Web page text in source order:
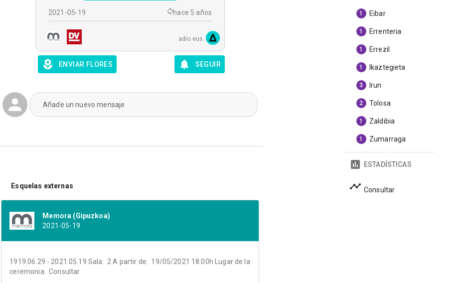
2021-05-19 hace 5 años
adio.eus
ENVIAR FLORES SEGUIR
Añade un nuevo mensaje
Esquelas externas
Memora (Gipuzkoa)
2021-05-19
1919.06.29 - 2021.05.19 Sala: 2 A partir de: 19/05/2021 18:00h Lugar de la
ceremonia: Consultar
1 Eibar
1 Errenteria
1 Errezil
1 Ikaztegieta
3 Irun
2 Tolosa
1 Zaldibia
1 Zumarraga
ESTADÍSTICAS
Consultar